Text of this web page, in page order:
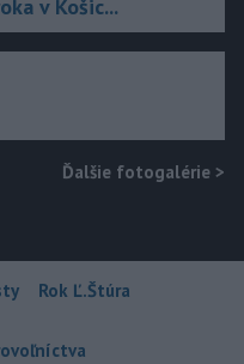
v Košic...
Ďalšie fotogalérie >
Rok Ľ.Štúra